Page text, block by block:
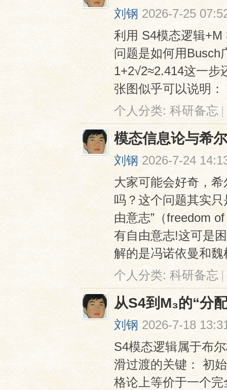
刘钢 2026-7-25
利用 S4模态逻辑
问题是如何用Busch
1+2√2≈2.414这一步
张图似乎可以说明：
个人分类:科研备忘 |
模态信息论与希
刘钢 2026-7-24
大家可能会好奇，
吗？这个问题其实
由意志”（freedom
有自由意志!这可是
解的是冯诺依曼和
个人分类:科研备忘 |
从S4到M₃的“分
刘钢 2026-7-18
S4模态逻辑属于布
滑过渡的关键： 初
格论上等价于一个